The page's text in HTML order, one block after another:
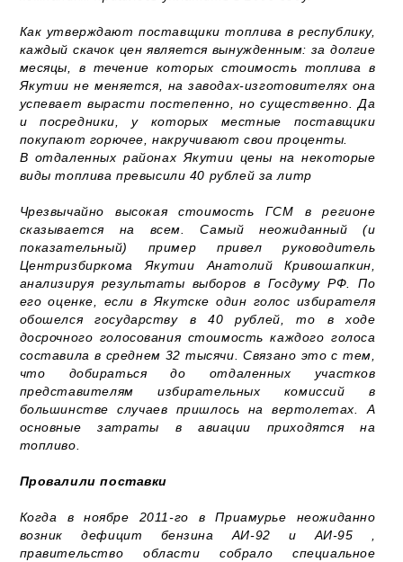
Как утверждают поставщики топлива в республику,
каждый скачок цен является вынужденным: за долгие
месяцы, в течение которых стоимость топлива в
Якутии не меняется, на заводах-изготовителях она
успевает вырасти постепенно, но существенно. Да
и посредники, у которых местные поставщики
покупают горючее, накручивают свои проценты.
В отдаленных районах Якутии цены на некоторые
виды топлива превысили 40 рублей за литр
Чрезвычайно высокая стоимость ГСМ в регионе
сказывается на всем. Самый неожиданный (и
показательный) пример привел руководитель
Центризбиркома Якутии Анатолий Кривошапкин,
анализируя результаты выборов в Госдуму РФ. По
его оценке, если в Якутске один голос избирателя
обошелся государству в 40 рублей, то в ходе
досрочного голосования стоимость каждого голоса
составила в среднем 32 тысячи. Связано это с тем,
что добираться до отдаленных участков
представителям избирательных комиссий в
большинстве случаев пришлось на вертолетах. А
основные затраты в авиации приходятся на
топливо.
Провалили поставки
Когда в ноябре 2011-го в Приамурье неожиданно
возник дефицит бензина АИ-92 и АИ-95 ,
правительство области собрало специальное